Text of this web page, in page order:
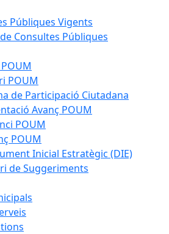
Públiques Vigents
Consultes Públiques
POUM
de Participació Ciutadana
Avanç POUM
POUM
POUM
Inicial Estratègic (DIE)
de Suggeriments